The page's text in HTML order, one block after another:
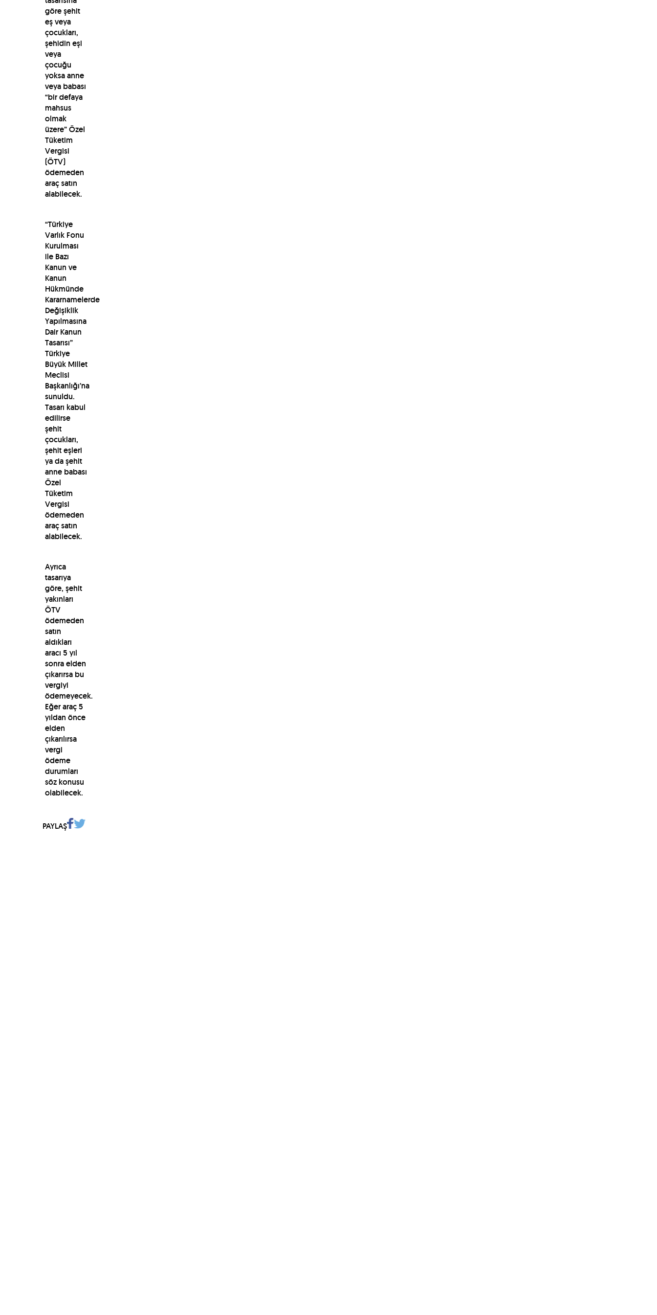
göre şehit
eş veya
çocukları,
şehidin eşi
veya
çocuğu
yoksa anne
veya babası
“bir defaya
mahsus
olmak
üzere” Özel
Tüketim
Vergisi
(ÖTV)
ödemeden
araç satın
alabilecek.
“Türkiye
Varlık Fonu
Kurulması
ile Bazı
Kanun ve
Kanun
Hükmünde
Kararnamelerde
Değişiklik
Yapılmasına
Dair Kanun
Tasarısı”
Türkiye
Büyük Millet
Meclisi
Başkanlığı’na
sunuldu.
Tasarı kabul
edilirse
şehit
çocukları,
şehit eşleri
ya da şehit
anne babası
Özel
Tüketim
Vergisi
ödemeden
araç satın
alabilecek.
Ayrıca
tasarıya
göre, şehit
yakınları
ÖTV
ödemeden
satın
aldıkları
aracı 5 yıl
sonra elden
çıkarırsa bu
vergiyi
ödemeyecek.
Eğer araç 5
yıldan önce
elden
çıkarılırsa
vergi
ödeme
durumları
söz konusu
olabilecek.
PAYLAŞ